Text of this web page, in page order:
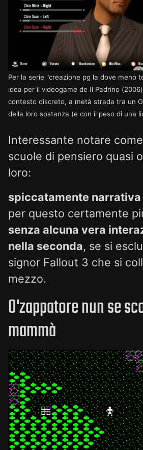
Per la serie "creazione pg la dove meno
idea per il videogame de Il Padrino
contesto discreto, a metà strada tra un
della loro sostanza (e con il peso di una
Interessante notare
scuole di pensiero quasi
loro:
spiccatamente narrativa
per questo certamente
senza alcuna vera
nella seconda, se si
signor Fallout 3 che si
mezzo.
O'zappatore nun se
mammà